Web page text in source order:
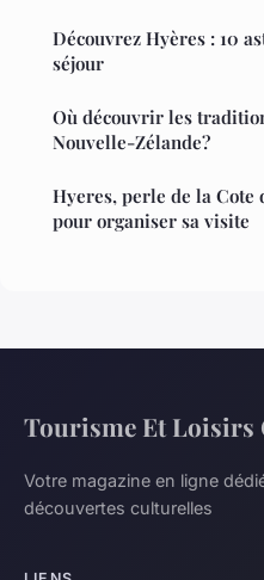
Découvrez Hyères : 10
séjour
Où découvrir les
Nouvelle-Zélande?
Hyeres, perle de la Cote
pour organiser sa visite
Tourisme Et Loisirs
Votre magazine en ligne
découvertes culturelles